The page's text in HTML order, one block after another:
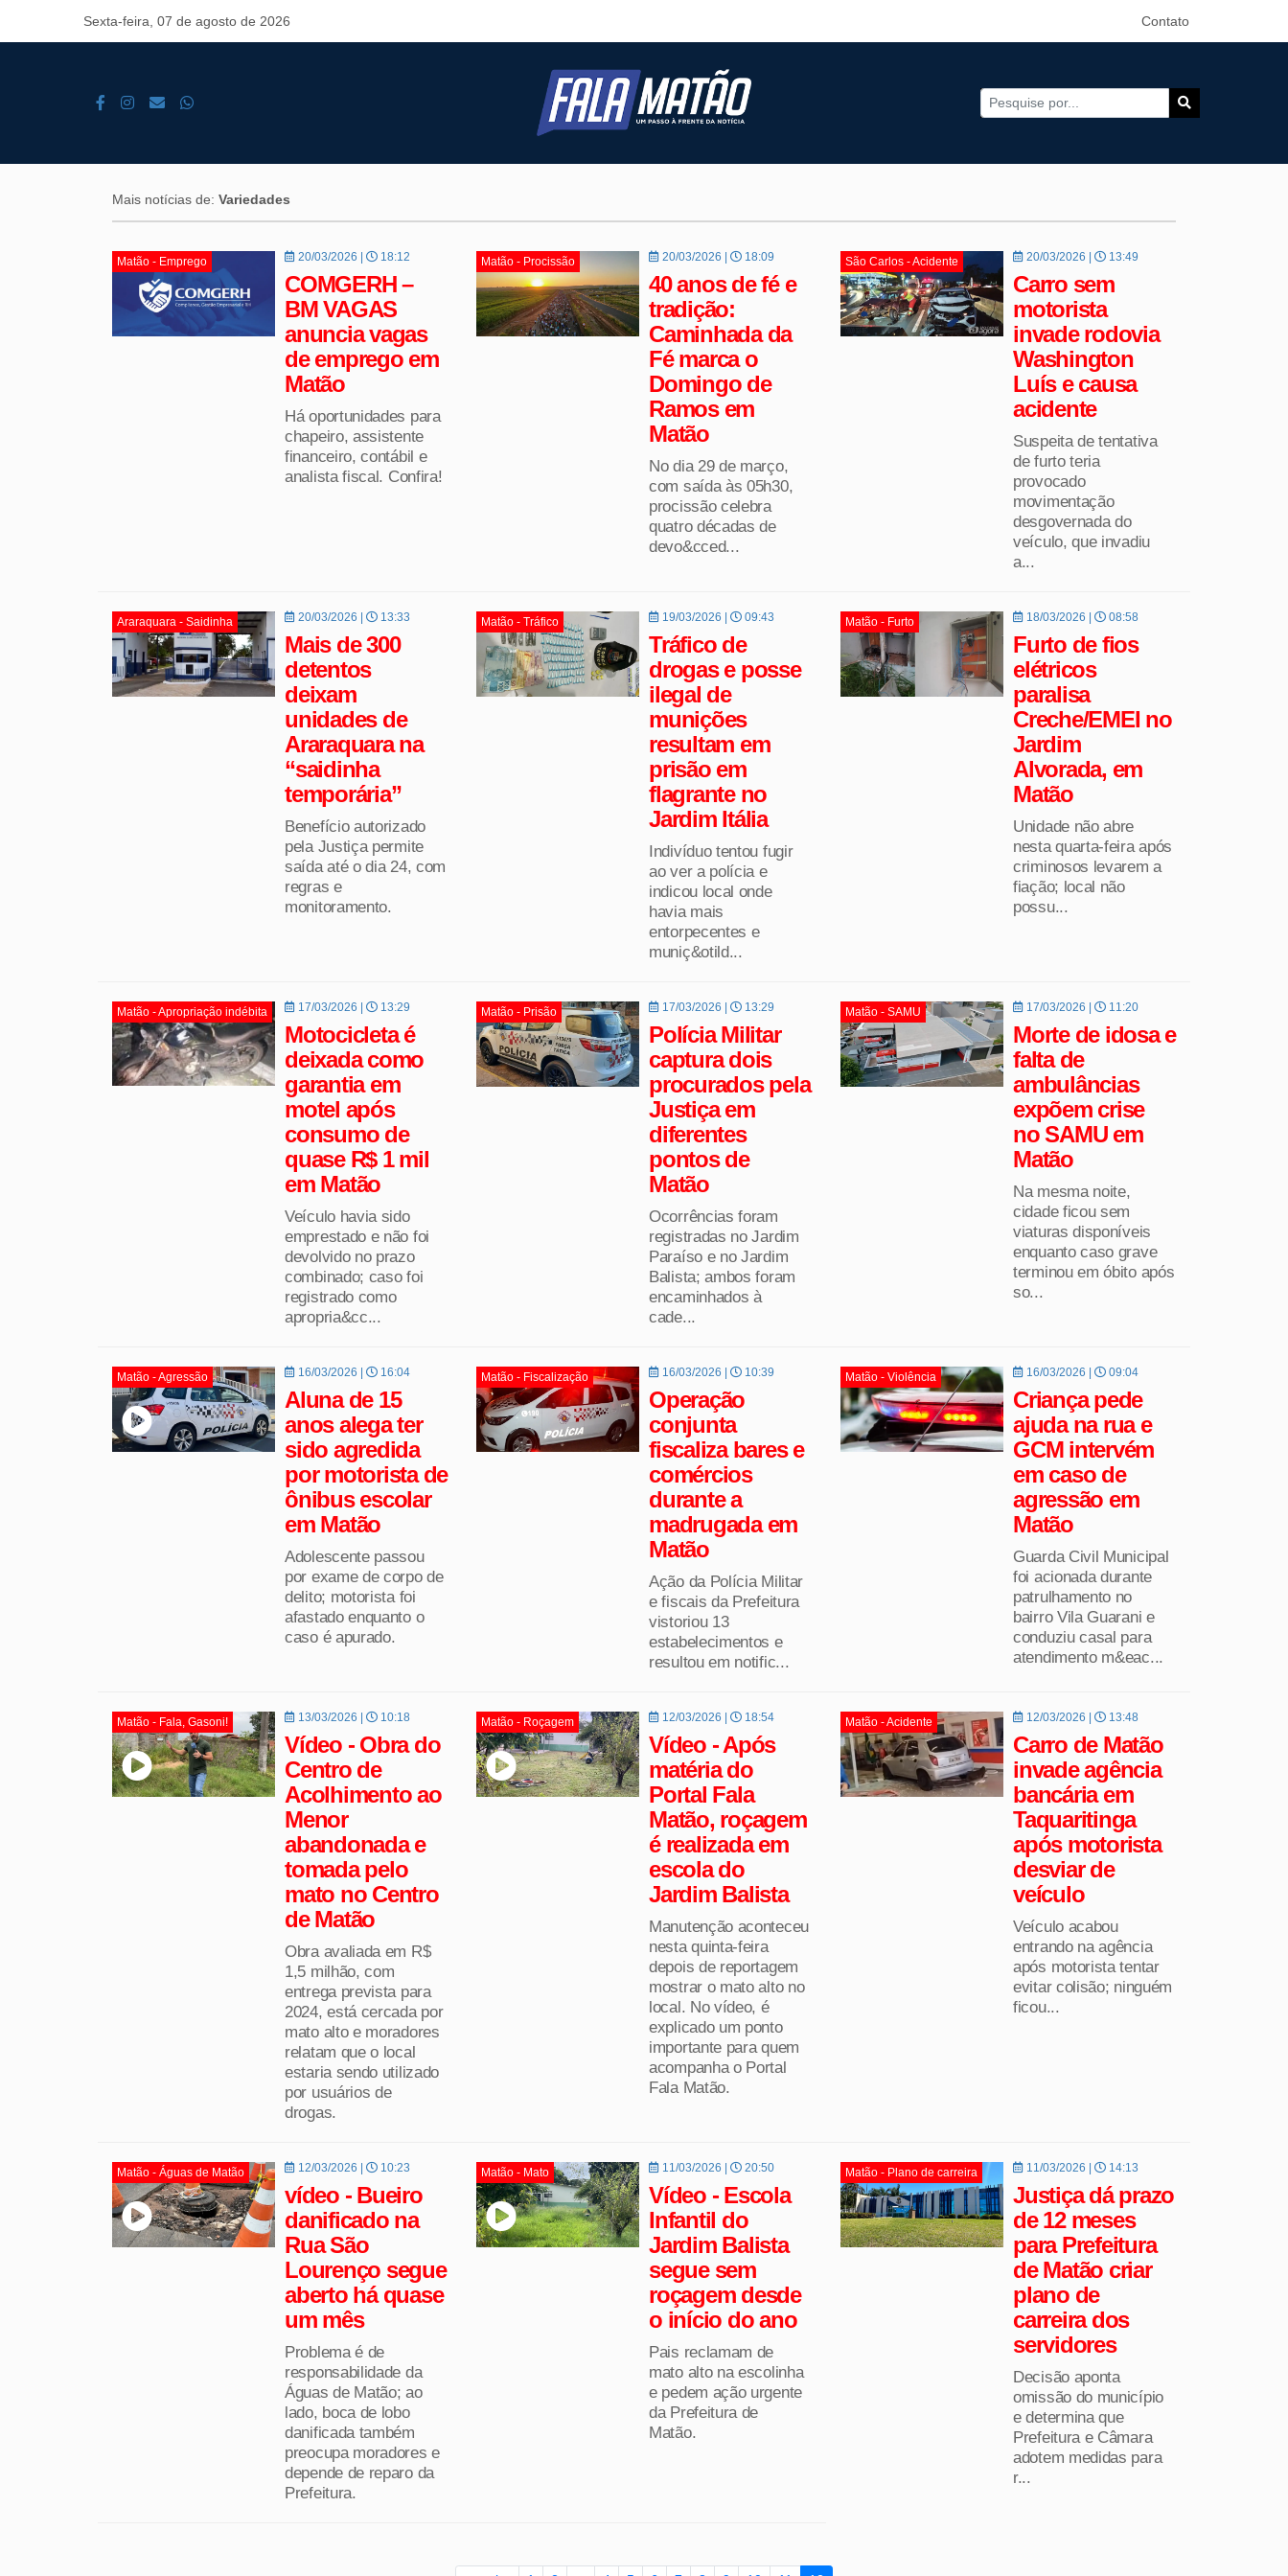
Sexta-feira, 07 de agosto de 2026 Contato
Mais notícias de: Variedades
Matão - Emprego 20/03/2026 | 18:12
COMGERH –
BM VAGAS
anuncia vagas
de emprego em
Matão
Há oportunidades para
chapeiro, assistente
financeiro, contábil e
analista fiscal. Confira!
Matão - Procissão 20/03/2026 | 18:09
40 anos de fé e
tradição:
Caminhada da
Fé marca o
Domingo de
Ramos em
Matão
No dia 29 de março,
com saída às 05h30,
procissão celebra
quatro décadas de
devo&cced...
São Carlos - Acidente 20/03/2026 | 13:49
Carro sem
motorista
invade rodovia
Washington
Luís e causa
acidente
Suspeita de tentativa
de furto teria
provocado
movimentação
desgovernada do
veículo, que invadiu
a...
Araraquara - Saidinha 20/03/2026 | 13:33
Mais de 300
detentos
deixam
unidades de
Araraquara na
“saidinha
temporária”
Benefício autorizado
pela Justiça permite
saída até o dia 24, com
regras e
monitoramento.
Matão - Tráfico 19/03/2026 | 09:43
Tráfico de
drogas e posse
ilegal de
munições
resultam em
prisão em
flagrante no
Jardim Itália
Indivíduo tentou fugir
ao ver a polícia e
indicou local onde
havia mais
entorpecentes e
muniç&otild...
Matão - Furto 18/03/2026 | 08:58
Furto de fios
elétricos
paralisa
Creche/EMEI no
Jardim
Alvorada, em
Matão
Unidade não abre
nesta quarta-feira após
criminosos levarem a
fiação; local não
possu...
Matão - Apropriação indébita 17/03/2026 | 13:29
Motocicleta é
deixada como
garantia em
motel após
consumo de
quase R$ 1 mil
em Matão
Veículo havia sido
emprestado e não foi
devolvido no prazo
combinado; caso foi
registrado como
apropria&cc...
Matão - Prisão 17/03/2026 | 13:29
Polícia Militar
captura dois
procurados pela
Justiça em
diferentes
pontos de
Matão
Ocorrências foram
registradas no Jardim
Paraíso e no Jardim
Balista; ambos foram
encaminhados à
cade...
Matão - SAMU 17/03/2026 | 11:20
Morte de idosa e
falta de
ambulâncias
expõem crise
no SAMU em
Matão
Na mesma noite,
cidade ficou sem
viaturas disponíveis
enquanto caso grave
terminou em óbito após
so...
Matão - Agressão 16/03/2026 | 16:04
Aluna de 15
anos alega ter
sido agredida
por motorista de
ônibus escolar
em Matão
Adolescente passou
por exame de corpo de
delito; motorista foi
afastado enquanto o
caso é apurado.
Matão - Fiscalização 16/03/2026 | 10:39
Operação
conjunta
fiscaliza bares e
comércios
durante a
madrugada em
Matão
Ação da Polícia Militar
e fiscais da Prefeitura
vistoriou 13
estabelecimentos e
resultou em notific...
Matão - Violência 16/03/2026 | 09:04
Criança pede
ajuda na rua e
GCM intervém
em caso de
agressão em
Matão
Guarda Civil Municipal
foi acionada durante
patrulhamento no
bairro Vila Guarani e
conduziu casal para
atendimento m&eac...
Matão - Fala, Gasoni! 13/03/2026 | 10:18
Vídeo - Obra do
Centro de
Acolhimento ao
Menor
abandonada e
tomada pelo
mato no Centro
de Matão
Obra avaliada em R$
1,5 milhão, com
entrega prevista para
2024, está cercada por
mato alto e moradores
relatam que o local
estaria sendo utilizado
por usuários de
drogas.
Matão - Roçagem 12/03/2026 | 18:54
Vídeo - Após
matéria do
Portal Fala
Matão, roçagem
é realizada em
escola do
Jardim Balista
Manutenção aconteceu
nesta quinta-feira
depois de reportagem
mostrar o mato alto no
local. No vídeo, é
explicado um ponto
importante para quem
acompanha o Portal
Fala Matão.
Matão - Acidente 12/03/2026 | 13:48
Carro de Matão
invade agência
bancária em
Taquaritinga
após motorista
desviar de
veículo
Veículo acabou
entrando na agência
após motorista tentar
evitar colisão; ninguém
ficou...
Matão - Águas de Matão 12/03/2026 | 10:23
vídeo - Bueiro
danificado na
Rua São
Lourenço segue
aberto há quase
um mês
Problema é de
responsabilidade da
Águas de Matão; ao
lado, boca de lobo
danificada também
preocupa moradores e
depende de reparo da
Prefeitura.
Matão - Mato 11/03/2026 | 20:50
Vídeo - Escola
Infantil do
Jardim Balista
segue sem
roçagem desde
o início do ano
Pais reclamam de
mato alto na escolinha
e pedem ação urgente
da Prefeitura de
Matão.
Matão - Plano de carreira 11/03/2026 | 14:13
Justiça dá prazo
de 12 meses
para Prefeitura
de Matão criar
plano de
carreira dos
servidores
Decisão aponta
omissão do município
e determina que
Prefeitura e Câmara
adotem medidas para
r...